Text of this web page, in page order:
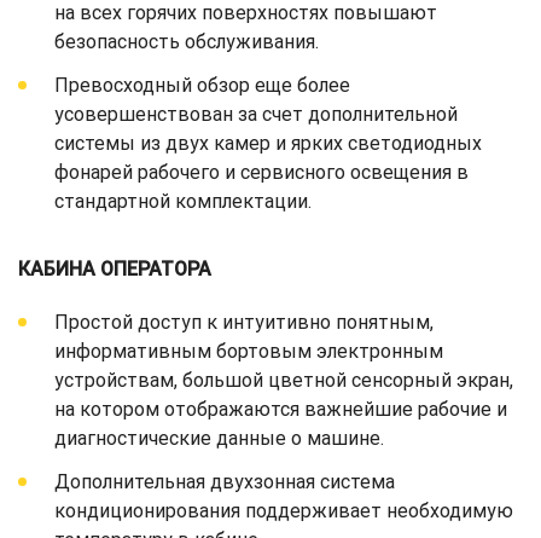
на всех горячих поверхностях повышают
безопасность обслуживания.
Превосходный обзор еще более
усовершенствован за счет дополнительной
системы из двух камер и ярких светодиодных
фонарей рабочего и сервисного освещения в
стандартной комплектации.
КАБИНА ОПЕРАТОРА
Простой доступ к интуитивно понятным,
информативным бортовым электронным
устройствам, большой цветной сенсорный экран,
на котором отображаются важнейшие рабочие и
диагностические данные о машине.
Дополнительная двухзонная система
кондиционирования поддерживает необходимую